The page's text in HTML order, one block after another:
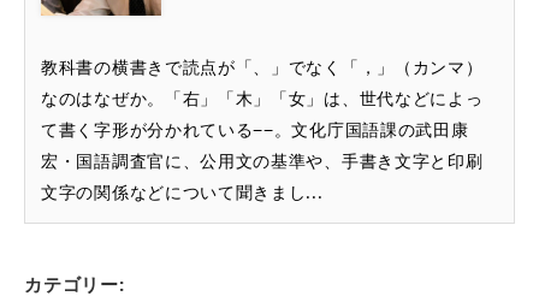
教科書の横書きで読点が「、」でなく「，」（カンマ）
なのはなぜか。「右」「木」「女」は、世代などによっ
て書く字形が分かれている−−。文化庁国語課の武田康
宏・国語調査官に、公用文の基準や、手書き文字と印刷
文字の関係などについて聞きまし...
カテゴリー: